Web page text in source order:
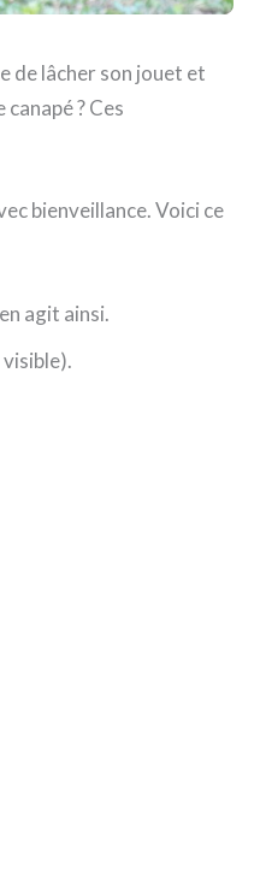
de lâcher son jouet et
? Ces
bienveillance. Voici ce
agit ainsi.